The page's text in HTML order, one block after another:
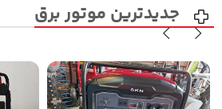
جدیدترین موتور برق